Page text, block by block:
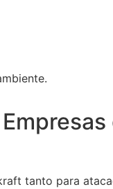
tanto para